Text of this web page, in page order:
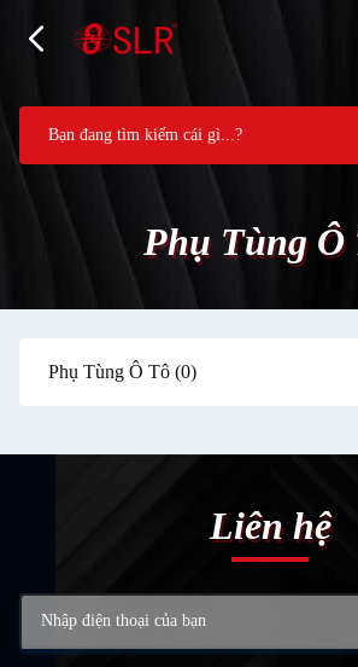
Phụ Tùng Ô
Phụ Tùng Ô Tô (0)
Liên hệ